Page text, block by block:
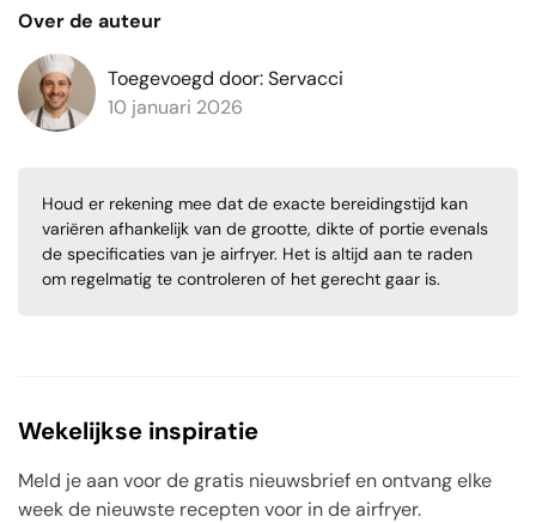
Over de auteur
Toegevoegd door: Servacci
10 januari 2026
Houd er rekening mee dat de exacte bereidingstijd kan
variëren afhankelijk van de grootte, dikte of portie evenals
de specificaties van je airfryer. Het is altijd aan te raden
om regelmatig te controleren of het gerecht gaar is.
Wekelijkse inspiratie
Meld je aan voor de gratis nieuwsbrief en ontvang elke
week de nieuwste recepten voor in de airfryer.